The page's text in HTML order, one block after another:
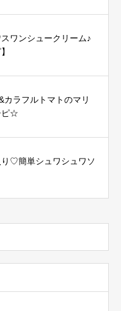
ワンシュークリーム♪
カラフルトマトのマリ
ピ☆
♡簡単シュワシュワソ